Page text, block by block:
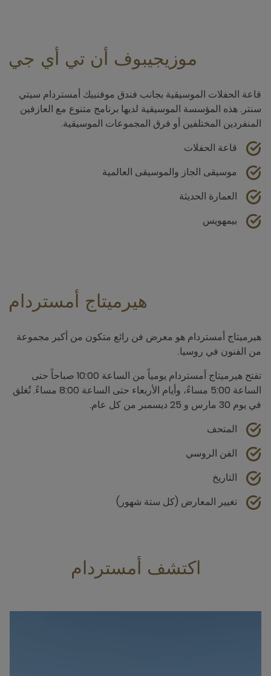
موزيجيبوف أن تي أي جي
قاعة الحفلات الموسيقية بجانب فندق موفنبيك أمستردام سيتي
سنتر. هذه المؤسسة الموسيقية لديها برنامج متنوع مع العازفين
المنفردين المختلفين أو فرق المجموعات الموسيقية.
قاعة الحفلات
موسيقى الجاز والموسيقى العالمية
العمارة الحديثة
بيمهويس
هيرميتاج أمستردام
هيرميتاج أمستردام هو معرض فن رائع متكون من أكبر مجموعة
من الفنون في روسيا.
تفتح هيرميتاج أمستردام يومياً من الساعة 10:00 صباحاً حتى
الساعة 5:00 مساءً، وأيام الأربعاء حتى الساعة 8:00 مساءً. تُغلق
في يوم 30 مارس و 25 ديسمبر من كل عام.
المتحف
الفن الروسي
التاريخ
تغيير المعارض (كل ستة شهور)
اكتشف أمستردام